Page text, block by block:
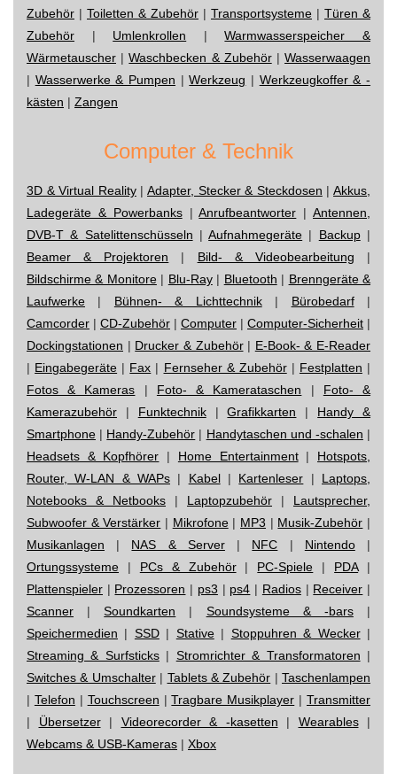
Zubehör | Toiletten & Zubehör | Transportsysteme | Türen &
Zubehör | Umlenkrollen |Warmwasserspeicher &
Wärmetauscher |Waschbecken & Zubehör|Wasserwaagen
| Wasserwerke & Pumpen |Werkzeug | Werkzeugkoffer & -
kästen | Zangen
Computer & Technik
3D & Virtual Reality|Adapter, Stecker & Steckdosen |Akkus,
Ladegeräte & Powerbanks|Anrufbeantworter |Antennen,
DVB-T & Satelittenschüsseln |Aufnahmegeräte | Backup|
Beamer & Projektoren | Bild- & Videobearbeitung |
Bildschirme & Monitore| Blu-Ray| Bluetooth | Brenngeräte &
Laufwerke | Bühnen- & Lichttechnik| Bürobedarf|
Camcorder | CD-Zubehör | Computer | Computer-Sicherheit |
Dockingstationen | Drucker & Zubehör| E-Book- & E-Reader
| Eingabegeräte | Fax | Fernseher & Zubehör| Festplatten |
Fotos & Kameras | Foto- & Kamerataschen | Foto- &
Kamerazubehör | Funktechnik|Grafikkarten | Handy &
Smartphone | Handy-Zubehör | Handytaschen und -schalen |
Headsets & Kopfhörer | Home Entertainment| Hotspots,
Router, W-LAN & WAPs | Kabel| Kartenleser | Laptops,
Notebooks & Netbooks | Laptopzubehör | Lautsprecher,
Subwoofer & Verstärker | Mikrofone| MP3 | Musik-Zubehör |
Musikanlagen | NAS & Server| NFC | Nintendo|
Ortungssysteme | PCs & Zubehör| PC-Spiele | PDA|
Plattenspieler | Prozessoren | ps3 | ps4 | Radios| Receiver |
Scanner |Soundkarten | Soundsysteme & -bars|
Speichermedien | SSD| Stative| Stoppuhren & Wecker|
Streaming & Surfsticks| Stromrichter & Transformatoren |
Switches & Umschalter| Tablets & Zubehör | Taschenlampen
| Telefon | Touchscreen |Tragbare Musikplayer | Transmitter
| Übersetzer| Videorecorder & -kasetten | Wearables|
Webcams & USB-Kameras | Xbox